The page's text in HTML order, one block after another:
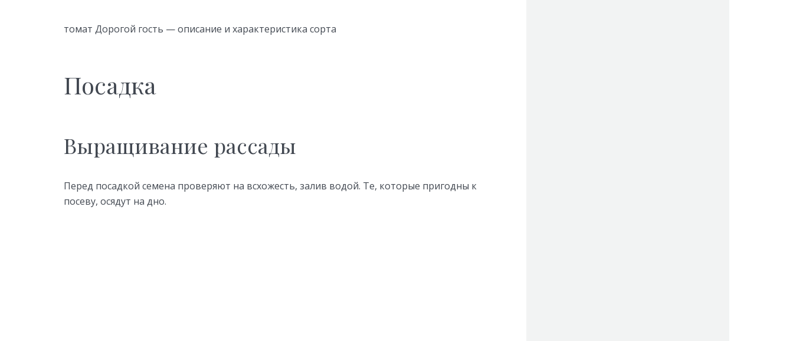
томат Дорогой гость — описание и характеристика сорта
Посадка
Выращивание рассады
Перед посадкой семена проверяют на всхожесть, залив водой. Те, которые пригодны к
посеву, осядут на дно.